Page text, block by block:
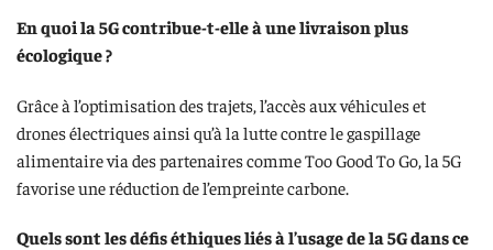
En quoi la 5G contribue-t-elle à une livraison plus
écologique ?
Grâce à l’optimisation des trajets, l’accès aux véhicules et
drones électriques ainsi qu’à la lutte contre le gaspillage
alimentaire via des partenaires comme Too Good To Go, la 5G
favorise une réduction de l’empreinte carbone.
Quels sont les défis éthiques liés à l’usage de la 5G dans ce